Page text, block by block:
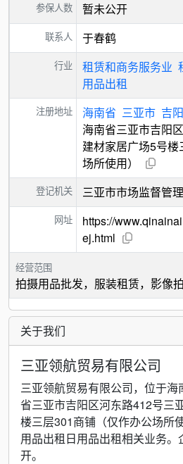
参保人数 暂未公开
联系人 于春鹤
行业 租赁和商务服务业
用品出租
注册地址 海南省 三亚市 吉
海南省三亚市吉阳
建材家居广场5号
场所使用）
登记机关 三亚市市场监督管
网址
https://
ej.html
经营范围
拍摄用品批发，服装租赁，影像拍
关于我们
三亚领航贸易有限公司
三亚领航贸易有限公司，位于
省三亚市吉阳区河东路412号三
楼三层301商铺（仅作办公场所
用品出租日用品出租相关业务
开。